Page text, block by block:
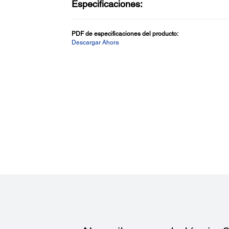
Especificaciones:
PDF de especificaciones del producto:
Descargar Ahora